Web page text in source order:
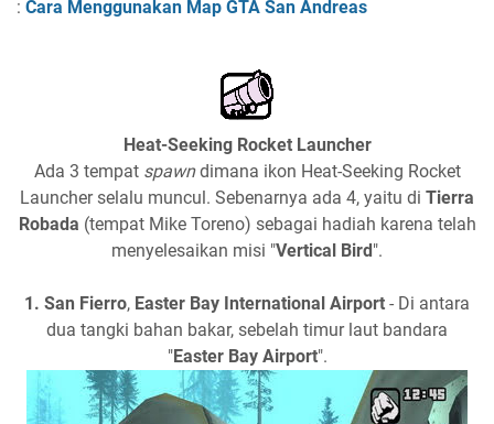
: Cara Menggunakan Map GTA San Andreas
Heat-Seeking Rocket Launcher
Ada 3 tempat spawndimana ikon Heat-Seeking Rocket
Launcher selalu muncul. Sebenarnya ada 4, yaitu di Tierra
Robada (tempat Mike Toreno) sebagai hadiah karena telah
menyelesaikan misi "Vertical Bird".
1. San Fierro, Easter Bay International Airport - Di antara
dua tangki bahan bakar, sebelah timur laut bandara
"Easter Bay Airport".